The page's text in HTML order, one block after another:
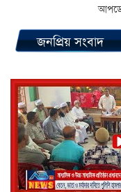
জনপ্রিয় সংবাদ